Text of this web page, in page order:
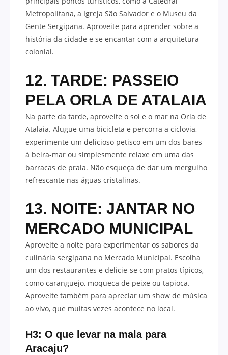
Metropolitana, a Igreja São Salvador e o Museu da
Gente Sergipana. Aproveite para aprender sobre a
história da cidade e se encantar com a arquitetura
colonial.
12. TARDE: PASSEIO
PELA ORLA DE ATALAIA
Na parte da tarde, aproveite o sol e o mar na Orla de
Atalaia. Alugue uma bicicleta e percorra a ciclovia,
experimente um delicioso petisco em um dos bares
à beira-mar ou simplesmente relaxe em uma das
barracas de praia. Não esqueça de dar um mergulho
refrescante nas águas cristalinas.
13. NOITE: JANTAR NO
MERCADO MUNICIPAL
Aproveite a noite para experimentar os sabores da
culinária sergipana no Mercado Municipal. Escolha
um dos restaurantes e delicie-se com pratos típicos,
como caranguejo, moqueca de peixe ou tapioca.
Aproveite também para apreciar um show de música
ao vivo, que muitas vezes acontece no local.
H3: O que levar na mala para
Aracaju?